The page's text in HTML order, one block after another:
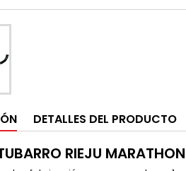
DETALLES DEL PRODUCTO
RIEJU